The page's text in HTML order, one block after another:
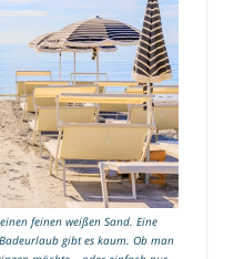
feinen weißen Sand. Eine
gibt es kaum. Ob man